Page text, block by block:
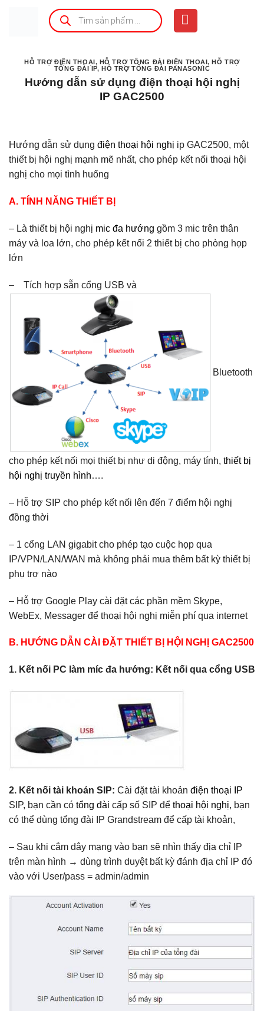
Tìm
kiếm
sản
phẩm
HỖ TRỢ ĐIỆN THOẠI, HỖ TRỢ TỔNG ĐÀI ĐIỆN THOẠI,HỖ TRỢ
TỔNG ĐÀI IP,HỖ TRỢ TỔNG ĐÀI PANASONIC
Hướng dẫn sử dụng điện thoại hội nghị
IP GAC2500
Hướng dẫn sử dụng điện thoại hội nghị ip GAC2500, một
thiết bị hội nghị mạnh mẽ nhất, cho phép kết nối thoại hội
nghị cho mọi tình huống
A. TÍNH NĂNG THIẾT BỊ
– Là thiết bị hội nghị mic đa hướng gồm 3 mic trên thân
máy và loa lớn, cho phép kết nối 2 thiết bị cho phòng họp
lớn
– Tích hợp sẵn cổng USB và
Bluetooth
cho phép kết nối mọi thiết bị như di động, máy tính, thiết bị
hội nghị truyền hình….
– Hỗ trợ SIP cho phép kết nối lên đến 7 điểm hội nghị
đồng thời
– 1 cổng LAN gigabit cho phép tạo cuộc họp qua
IP/VPN/LAN/WAN mà không phải mua thêm bất kỳ thiết bị
phụ trợ nào
– Hỗ trợ Google Play cài đặt các phần mềm Skype,
WebEx, Messager để thoại hội nghị miễn phí qua internet
B. HƯỚNG DẪN CÀI ĐẶT THIẾT BỊ HỘI NGHỊ GAC2500
1. Kết nối PC làm míc đa hướng: Kết nối qua cổng USB
2. Kết nối tài khoản SIP: Cài đặt tài khoản điện thoại IP
SIP, bạn cần có tổng đài cấp số SIP để thoại hội nghị, bạn
có thể dùng tổng đài IP Grandstream để cấp tài khoản,
– Sau khi cắm dây mạng vào bạn sẽ nhìn thấy địa chỉ IP
trên màn hình → dùng trình duyệt bất kỳ đánh địa chỉ IP đó
vào với User/pass = admin/admin